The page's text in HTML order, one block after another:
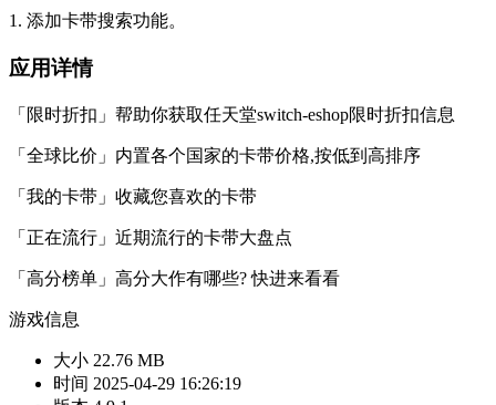
1. 添加卡带搜索功能。
应用详情
「限时折扣」帮助你获取任天堂switch-eshop限时折扣信息
「全球比价」内置各个国家的卡带价格,按低到高排序
「我的卡带」收藏您喜欢的卡带
「正在流行」近期流行的卡带大盘点
「高分榜单」高分大作有哪些? 快进来看看
游戏信息
大小 22.76 MB
时间 2025-04-29 16:26:19